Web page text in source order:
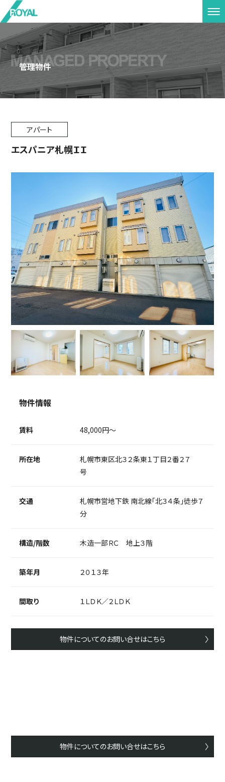
管理物件
アパート
エスパニア札幌ＩＩ
物件情報
賃料 48,000円～
所在地
札幌市東区北３２条東１丁目２番２７
号
交通
札幌市営地下鉄 南北線「北３４条」徒歩７
分
構造/階数 木造一部ＲＣ 地上３階
築年月 ２０１３年
間取り １ＬＤＫ／２ＬＤＫ
物件についてのお問い合せはこちら
物件についてのお問い合せはこちら